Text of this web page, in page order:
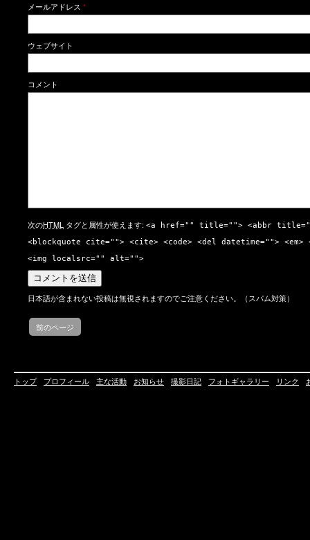
メールアドレス *
ウェブサイト
コメント
次のHTML タグと属性が使えます: <a href="" title=""> <abbr
<blockquote cite=""> <cite> <code> <del datetime="">
<img localsrc="" alt="">
日本語が含まれない投稿は無視されますのでご注意ください。（スパム対策）
前のページ
トップ プロフィール 主な活動 お知らせ 撮影日記 フォトギャラリー リンク